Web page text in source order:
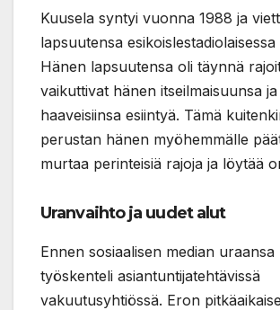
Kuusela syntyi vuonna 1988 ja
lapsuutensa
Hänen lapsuutensa oli täynnä
vaikuttivat hänen itseilmaisuunsa ja
haaveisiinsa esiintyä. Tämä
perustan hänen myöhemmälle
murtaa perinteisiä rajoja ja löytää
Uranvaihto ja uudet alut
Ennen sosiaalisen median uraansa
työskenteli asiantuntijatehtävissä
vakuutusyhtiössä. Eron